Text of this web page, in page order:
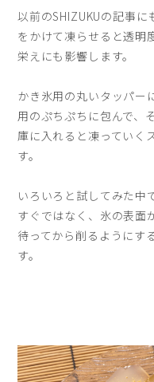
以前のSHIZUKUの記事
をかけて凍らせると透明
栄えにも影響します。
かき氷用の丸いタッパー
用のぷちぷちに包んで、
庫に入れると凍っていく
す。
いろいろと試してみた中
すぐではなく、氷の表面
待ってから削るようにす
す。